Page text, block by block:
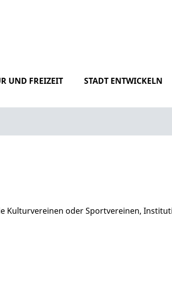
UND FREIZEIT STADT ENTWICKELN
Kulturvereinen oder Sportvereinen,